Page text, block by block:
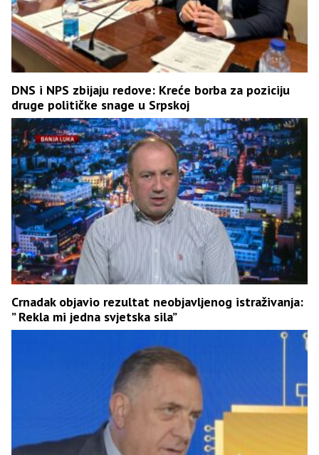
DNS i NPS zbijaju redove: Kreće borba za poziciju
druge političke snage u Srpskoj
Crnadak objavio rezultat neobjavljenog istraživanja:
” Rekla mi jedna svjetska sila”